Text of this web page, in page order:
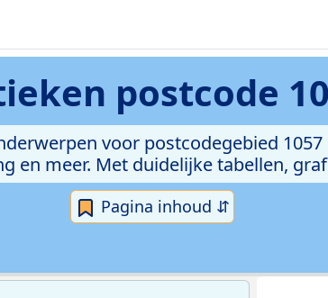
postcode
voor postcodegebied
en meer. Met duidelijke tabellen,
Pagina inhoud ⇵